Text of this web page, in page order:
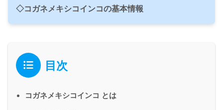
◇コガネメキシコインコの基本情報
目次
コガネメキシコインコ とは